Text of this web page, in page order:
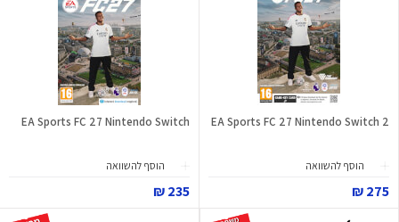
EA Sports FC 27 Nintendo Switch 2
הוסף להשוואה
275 ₪
EA Sports FC 27 Nintendo Switch
הוסף להשוואה
235 ₪